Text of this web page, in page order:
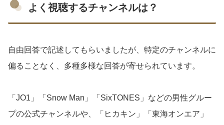
よく視聴するチャンネルは？
自由回答で記述してもらいましたが、特定のチャンネルに
偏ることなく、多種多様な回答が寄せられています。
「JO1」「Snow Man」「SixTONES」などの男性グルー
プの公式チャンネルや、「ヒカキン」「東海オンエア」